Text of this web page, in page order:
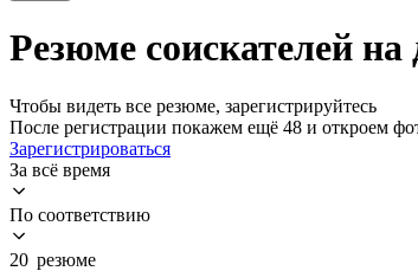
Резюме соискателей
Чтобы видеть все резюме, зарегистрируйтесь
После регистрации покажем ещё 48 и откроем
Зарегистрироваться
За всё время
По соответствию
20 резюме